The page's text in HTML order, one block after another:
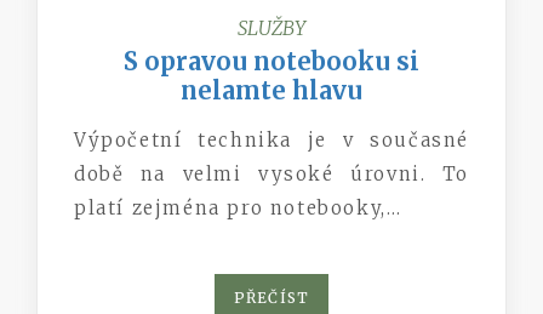
SLUŽBY
S opravou notebooku si
nelamte hlavu
Výpočetní technika je v současné
době na velmi vysoké úrovni. To
platí zejména pro notebooky,…
PŘEČÍST